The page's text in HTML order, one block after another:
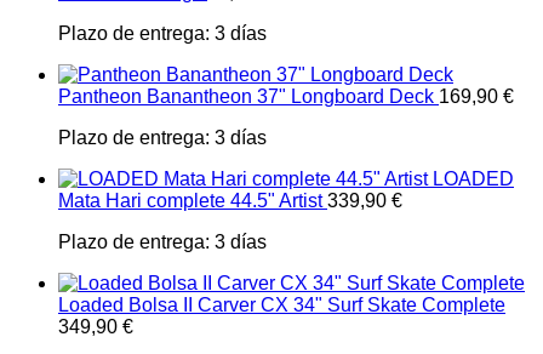
Plazo de entrega: 3 días
Pantheon Banantheon 37" Longboard Deck 169,90 €
Plazo de entrega: 3 días
LOADED
Mata Hari complete 44.5" Artist 339,90 €
Plazo de entrega: 3 días
Loaded Bolsa II Carver CX 34" Surf Skate Complete
349,90 €